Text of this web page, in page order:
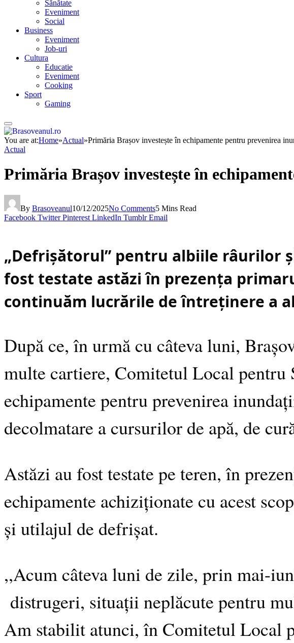
Sănătate
Eveniment
Social
Business
Eveniment
Job-uri
Cultura
Educatie
Eveniment
Cooking
Sport
Gaming
You are at:Home»Actual»Primăria Brașov investește în echipamente pentru prevenirea
Actual
Primăria Brașov investește în
By Brasoveanul10/12/2025No Comments5 Mins Read
Facebook Twitter Pinterest LinkedIn Tumblr Email
„Defrișătorul” pentru albiile râurilor
fost testate astăzi în prezența
continuăm lucrările de întreținere a
După ce, în urmă cu câteva luni,
multe cartiere, Comitetul Local
echipamente pentru prevenirea
decolmatare a cursurilor de apă, de
Astăzi au fost testate pe teren, în
echipamente achiziționate cu acest
și utilajul de defrișat.
,,Acum câteva luni de zile, prin mai-
distrugeri, situații neplăcute pentru
Am stabilit atunci, în Comitetul Local